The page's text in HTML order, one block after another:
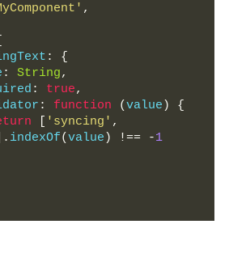
,
:
{
: String,
: true,
: function (value )
{
'syncing' ,
indexOf(value ) !== -1